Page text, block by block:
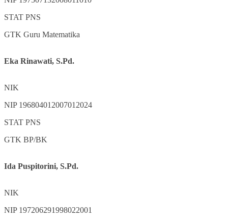
STAT PNS
GTK Guru Matematika
Eka Rinawati, S.Pd.
NIK
NIP 196804012007012024
STAT PNS
GTK BP/BK
Ida Puspitorini, S.Pd.
NIK
NIP 197206291998022001